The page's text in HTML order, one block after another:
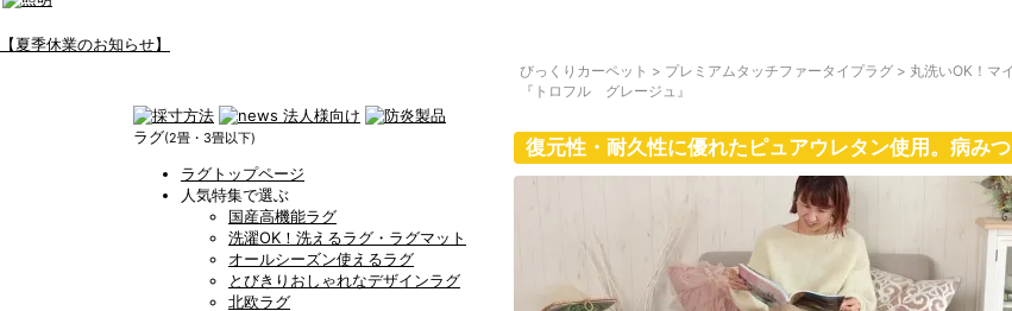
【夏季休業のお知らせ】
ラグ(2畳・3畳以下)
ラグトップページ
人気特集で選ぶ
国産高機能ラグ
洗濯OK！洗えるラグ・ラグマット
オールシーズン使えるラグ
とびきりおしゃれなデザインラグ
北欧ラグ
びっくりカーペット > プレミアムタッチファータイプラグ > 丸洗いOK！マ
『トロフル グレージュ』
復元性・耐久性に優れたピュアウレタン使用。病み